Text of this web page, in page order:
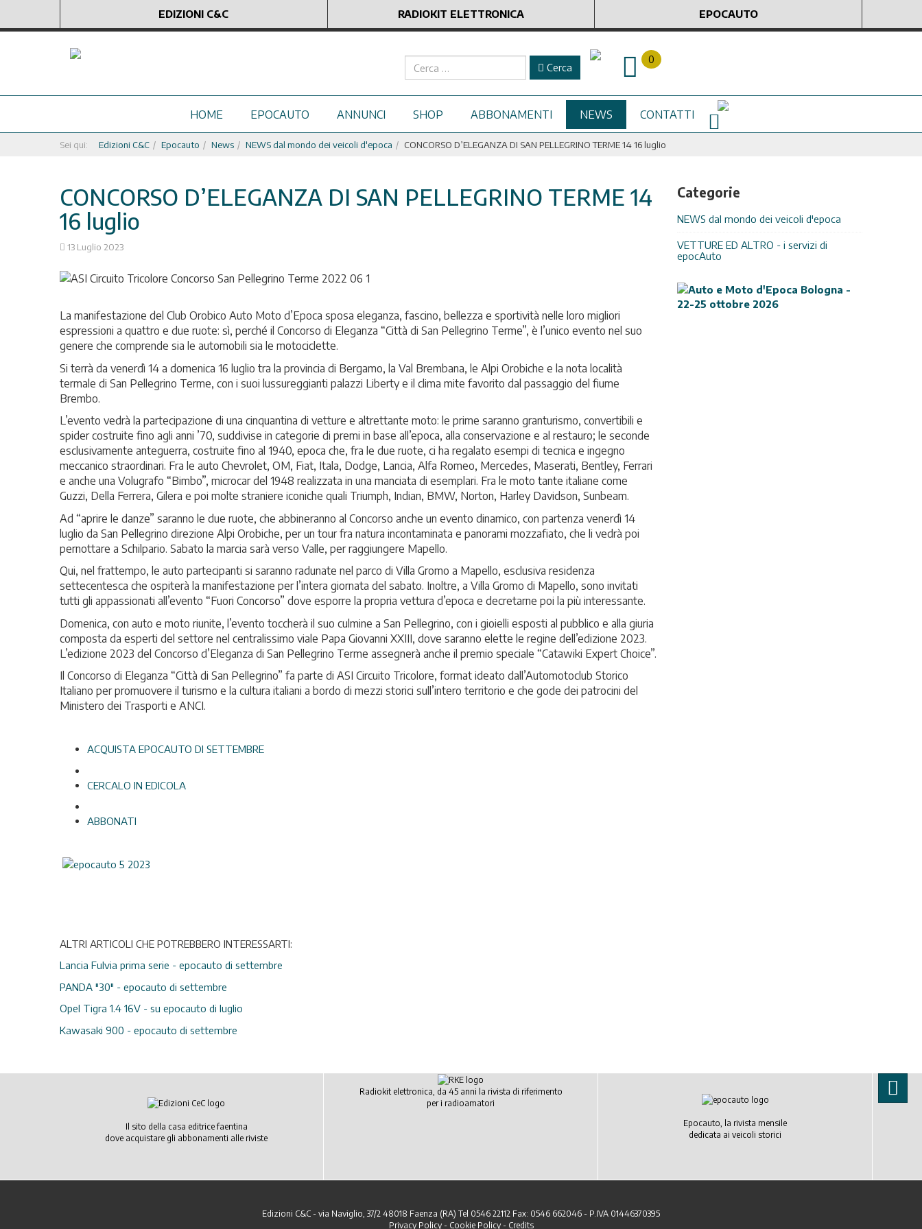
EDIZIONI C&C RADIOKIT ELETTRONICA EPOCAUTO
Cerca Cerca
0
HOME EPOCAUTO ANNUNCI SHOP ABBONAMENTI NEWS CONTATTI
Sei qui: Edizioni C&C Epocauto News NEWS dal mondo dei veicoli d'epoca CONCORSO D’ELEGANZA DI SAN PELLEGRINO TERME 14 16 luglio
CONCORSO D’ELEGANZA DI SAN PELLEGRINO TERME 14
16 luglio
13 Luglio 2023
La manifestazione del Club Orobico Auto Moto d’Epoca sposa eleganza, fascino, bellezza e sportività nelle loro migliori
espressioni a quattro e due ruote: sì, perché il Concorso di Eleganza “Città di San Pellegrino Terme”, è l’unico evento nel suo
genere che comprende sia le automobili sia le motociclette.
Si terrà da venerdì 14 a domenica 16 luglio tra la provincia di Bergamo, la Val Brembana, le Alpi Orobiche e la nota località
termale di San Pellegrino Terme, con i suoi lussureggianti palazzi Liberty e il clima mite favorito dal passaggio del fiume
Brembo.
L’evento vedrà la partecipazione di una cinquantina di vetture e altrettante moto: le prime saranno granturismo, convertibili e
spider costruite fino agli anni ’70, suddivise in categorie di premi in base all’epoca, alla conservazione e al restauro; le seconde
esclusivamente anteguerra, costruite fino al 1940, epoca che, fra le due ruote, ci ha regalato esempi di tecnica e ingegno
meccanico straordinari. Fra le auto Chevrolet, OM, Fiat, Itala, Dodge, Lancia, Alfa Romeo, Mercedes, Maserati, Bentley, Ferrari
e anche una Volugrafo “Bimbo”, microcar del 1948 realizzata in una manciata di esemplari. Fra le moto tante italiane come
Guzzi, Della Ferrera, Gilera e poi molte straniere iconiche quali Triumph, Indian, BMW, Norton, Harley Davidson, Sunbeam.
Ad “aprire le danze” saranno le due ruote, che abbineranno al Concorso anche un evento dinamico, con partenza venerdì 14
luglio da San Pellegrino direzione Alpi Orobiche, per un tour fra natura incontaminata e panorami mozzafiato, che li vedrà poi
pernottare a Schilpario. Sabato la marcia sarà verso Valle, per raggiungere Mapello.
Qui, nel frattempo, le auto partecipanti si saranno radunate nel parco di Villa Gromo a Mapello, esclusiva residenza
settecentesca che ospiterà la manifestazione per l’intera giornata del sabato. Inoltre, a Villa Gromo di Mapello, sono invitati
tutti gli appassionati all’evento “Fuori Concorso” dove esporre la propria vettura d’epoca e decretarne poi la più interessante.
Domenica, con auto e moto riunite, l’evento toccherà il suo culmine a San Pellegrino, con i gioielli esposti al pubblico e alla giuria
composta da esperti del settore nel centralissimo viale Papa Giovanni XXIII, dove saranno elette le regine dell’edizione 2023.
L’edizione 2023 del Concorso d’Eleganza di San Pellegrino Terme assegnerà anche il premio speciale “Catawiki Expert Choice”.
Il Concorso di Eleganza “Città di San Pellegrino” fa parte di ASI Circuito Tricolore, format ideato dall’Automotoclub Storico
Italiano per promuovere il turismo e la cultura italiani a bordo di mezzi storici sull’intero territorio e che gode dei patrocini del
Ministero dei Trasporti e ANCI.
ACQUISTA EPOCAUTO DI SETTEMBRE
CERCALO IN EDICOLA
ABBONATI
ALTRI ARTICOLI CHE POTREBBERO INTERESSARTI:
Lancia Fulvia prima serie - epocauto di settembre
PANDA "30" - epocauto di settembre
Opel Tigra 1.4 16V - su epocauto di luglio
Kawasaki 900 - epocauto di settembre
Categorie
NEWS dal mondo dei veicoli d'epoca
VETTURE ED ALTRO - i servizi di
epocAuto
Il sito della casa editrice faentina
dove acquistare gli abbonamenti alle riviste
Radiokit elettronica, da 45 anni la rivista di riferimento
per i radioamatori
Epocauto, la rivista mensile
dedicata ai veicoli storici
Edizioni C&C - via Naviglio, 37/2 48018 Faenza (RA) Tel 0546 22112 Fax: 0546 662046 - P.IVA 01446370395
Privacy Policy- Cookie Policy- Credits